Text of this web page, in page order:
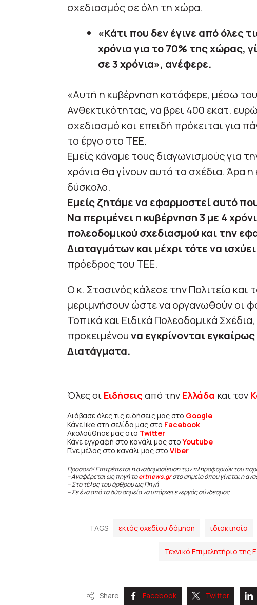
σχεδιασμός σε όλη τη χώρα.
«Κάτι που δεν έγινε από όλες
χρόνια για το 70% της χώρας,
σε 3 χρόνια», ανέφερε.
«Αυτή η κυβέρνηση κατάφερε, μέσω
Ανθεκτικότητας, να βρει 400 εκατ.
σχεδιασμό και επειδή πρόκειται για
το έργο στο ΤΕΕ.
Εμείς κάναμε τους διαγωνισμούς για
χρόνια θα γίνουν αυτά τα σχέδια. Άρα
δύσκολο.
Εμείς ζητάμε να εφαρμοστεί αυτό
Να περιμένει η κυβέρνηση 3 με 4
πολεοδομικού σχεδιασμού και την
Διαταγμάτων και μέχρι τότε να
πρόεδρος του ΤΕΕ.
Ο κ. Στασινός κάλεσε την Πολιτεία και
μεριμνήσουν ώστε να οργανωθούν οι
Τοπικά και Ειδικά Πολεοδομικά Σχέδια,
προκειμένουνα εγκρίνονται
Διατάγματα.
Όλες οι Ειδήσεις από την Ελλάδα και τον
Διάβασε όλες τις ειδήσεις μας στο Google
Κάνε like στη σελίδα μας στο Facebook
Ακολούθησε μας στο Twitter
Κάνε εγγραφή στο κανάλι μας στοYoutube
Γίνε μέλος στο κανάλι μας στο Viber
Προσοχή! Επιτρέπεται η αναδημοσίευση των πληροφοριών του
– Αναφέρεται ως πηγή τοertnews.gr στο σημείο όπου γίνεται η
– Στο τέλος του άρθρου ως Πηγή
– Σε ένα από τα δύο σημεία να υπάρχει ενεργός σύνδεσμος
TAGS εκτός σχεδίου δόμηση ιδιοκτησία
Τεχνικό Επιμελητήριο της
Share Facebook Twitter